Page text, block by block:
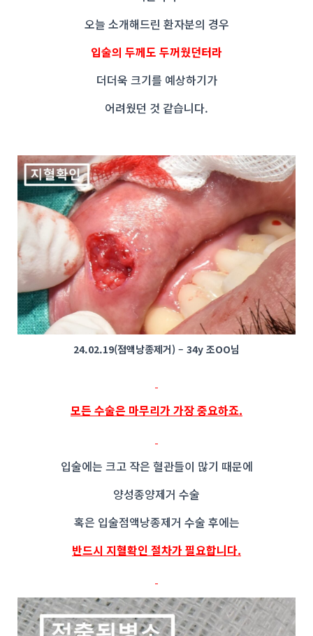
오늘 소개해드린 환자분의 경우
입술의 두께도 두꺼웠던터라
더더욱 크기를 예상하기가
어려웠던 것 같습니다.
24.02.19(점액낭종제거) – 34y 조OO님
모든 수술은 마무리가 가장 중요하죠.
입술에는 크고 작은 혈관들이 많기 때문에
양성종양제거 수술
혹은 입술점액낭종제거 수술 후에는
반드시 지혈확인 절차가 필요합니다.